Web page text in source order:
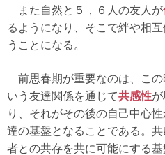
また自然と５，６人の友人が
るようになり、そこで絆や相
うことになる。
前思春期が重要なのは、この
いう友達関係を通じて共感性
り、それがその後の自己中心
達の基盤となることである。
者との共存を共に可能にする基